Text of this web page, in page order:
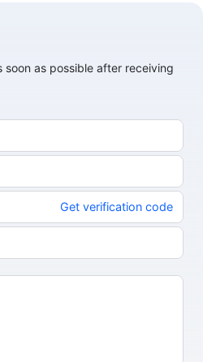
soon as possible after receiving
Get verification code